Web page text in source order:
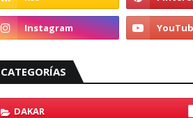
CATEGORÍAS
DAKAR